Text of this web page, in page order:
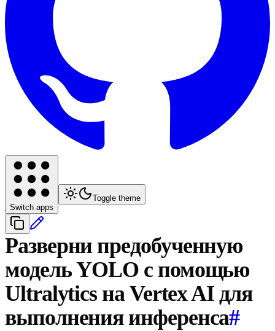
Switch apps
Toggle theme
Разверни предобученную
модель YOLO с помощью
Ultralytics на Vertex AI для
выполнения инференса#